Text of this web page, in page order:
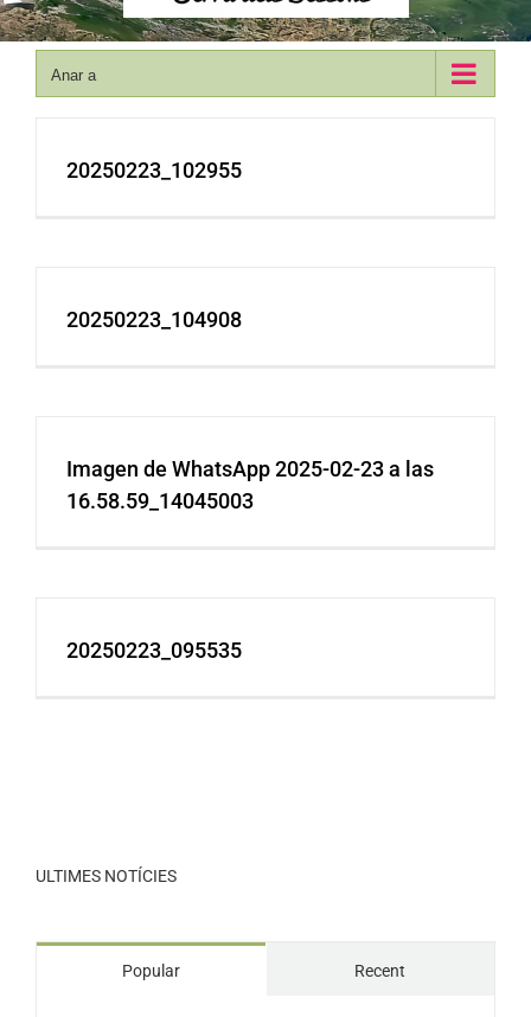
Anar a
20250223_102955
20250223_104908
Imagen de WhatsApp 2025-02-23 a las
16.58.59_14045003
20250223_095535
ULTIMES NOTÍCIES
Popular Recent